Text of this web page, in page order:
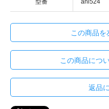
型番 ani524
この商品を
この商品につ
返品